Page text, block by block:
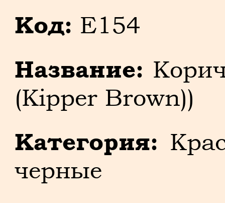
Код: E154
Название:
(Kipper Brown))
Категория:
черные